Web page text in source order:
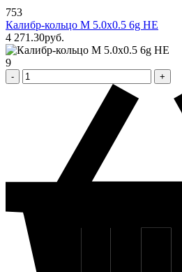
753
Калибр-кольцо М 5.0х0.5 6g НЕ
4 271 .30pуб.
9